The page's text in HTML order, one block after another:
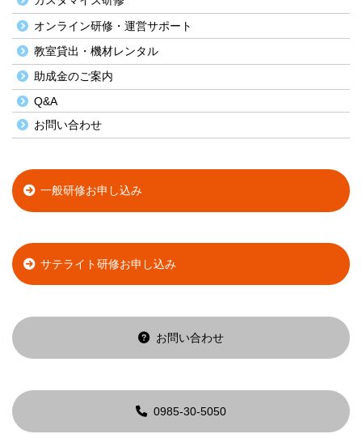
オンライン研修・運営サポート
教室貸出・機材レンタル
助成金のご案内
Q&A
お問い合わせ
一般研修お申し込み
サテライト研修お申し込み
お問い合わせ
0985-30-5050